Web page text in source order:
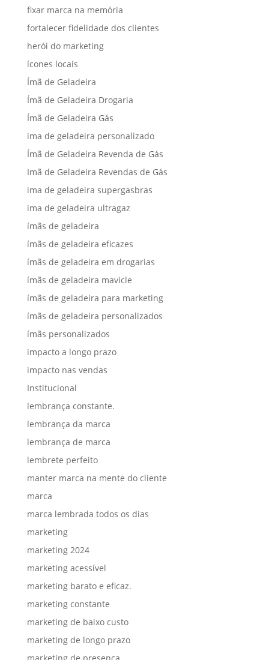
fixar marca na memória
fortalecer fidelidade dos clientes
herói do marketing
ícones locais
Ímã de Geladeira
Ímã de Geladeira Drogaria
Ímã de Geladeira Gás
ima de geladeira personalizado
Ímã de Geladeira Revenda de Gás
Imã de Geladeira Revendas de Gás
ima de geladeira supergasbras
ima de geladeira ultragaz
ímãs de geladeira
ímãs de geladeira eficazes
ímãs de geladeira em drogarias
ímãs de geladeira mavicle
ímãs de geladeira para marketing
ímãs de geladeira personalizados
ímãs personalizados
impacto a longo prazo
impacto nas vendas
Institucional
lembrança constante.
lembrança da marca
lembrança de marca
lembrete perfeito
manter marca na mente do cliente
marca
marca lembrada todos os dias
marketing
marketing 2024
marketing acessível
marketing barato e eficaz.
marketing constante
marketing de baixo custo
marketing de longo prazo